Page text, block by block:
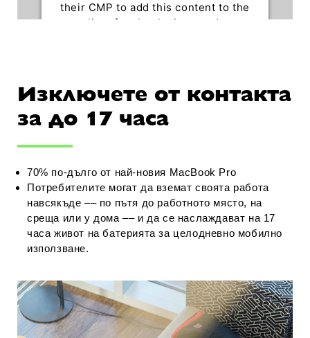
their CMP to add this content to the
list of technologies used.
Изключете от контакта
за до 17 часа
70% по-дълго от най-новия MacBook Pro
Потребителите могат да вземат своята работа
навсякъде –– по пътя до работното място, на
среща или у дома –– и да се наслаждават на 17
часа живот на батерията за целодневно мобилно
използване.